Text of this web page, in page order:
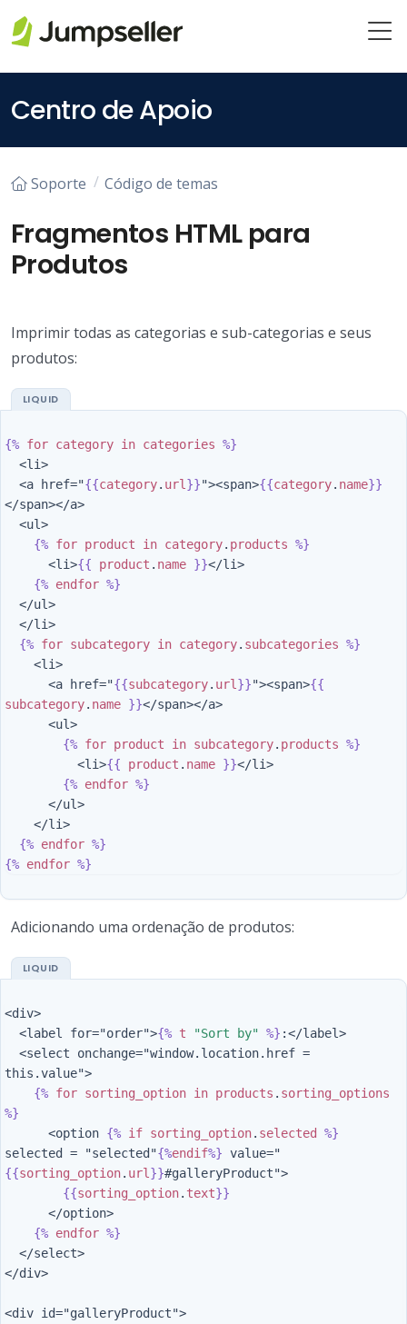
Centro de Apoio
Soporte Código de temas
Fragmentos HTML para
Produtos
Imprimir todas as categorias e sub-categorias e seus
produtos:
{% for category in categories %}
  <a href="
{{category. url }}"><span>{{category. name}}
</span></a>
{% for product in category. products %}
      <li>
{{ product . name }}</li>
{% endfor %}
{% for subcategory in category. subcategories %}
      <a href="
{{subcategory. url }}"><span>{{
subcategory. name }}</span></a>
{% for product in subcategory. products %}
          <li>
{{ product . name }}</li>
{% endfor %}
{% endfor %}
{% endfor %}
Adicionando uma ordenação de produtos:
<div>
  <label for="order">
{% t "Sort by" %} :</label>
this.value">
{% for sorting_option in products . sorting_options
%}
      <option
{% if sorting_option. selected
%}
selected = "selected"{%endif%} value="
{{sorting_option. url }}#galleryProduct">
{{sorting_option. text}}
{% endfor %}
</div>
<div id="galleryProduct">